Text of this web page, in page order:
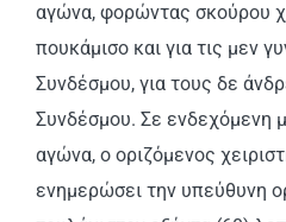
αγώνα, φορώντας σκούρου
πουκάμισο και για τις μεν
Συνδέσμου, για τους δε
Συνδέσμου. Σε ενδεχόμενη
αγώνα, ο οριζόμενος
ενημερώσει την υπεύθυνη